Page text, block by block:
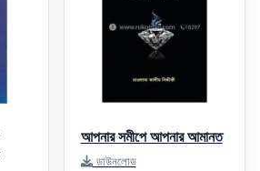
আপনার সমীপে আপনার আমানত
ডাউনলোড